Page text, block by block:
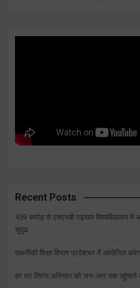
Recent Posts
459 करोड़ से एचएनबी गढ़वाल विश्वविद्यालय में
सुदृढ
तकनीकी शिक्षा विभाग प्रदेशभर में आयोजित
हर घर तिरंगा अभियान को जन-जन तक पहुंचाने